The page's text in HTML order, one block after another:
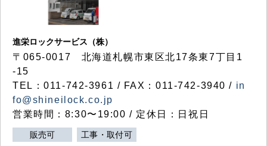
進栄ロックサービス（株）
〒065-0017 北海道札幌市東区北17条東7丁目1
-15
TEL：011-742-3961 / FAX：011-742-3940 / in
fo@shineilock.co.jp
営業時間：8:30〜19:00 / 定休日：日祝日
販売可 工事・取付可